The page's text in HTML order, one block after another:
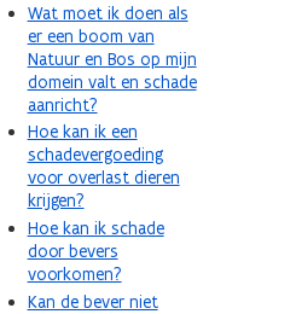
Wat moet ik doen als
er een boom van
Natuur en Bos op mijn
domein valt en schade
aanricht?
Hoe kan ik een
schadevergoeding
voor overlast dieren
krijgen?
Hoe kan ik schade
door bevers
voorkomen?
Kan de bever niet